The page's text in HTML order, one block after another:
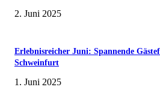
2. Juni 2025
Erlebnisreicher Juni: Spannende
Schweinfurt
1. Juni 2025